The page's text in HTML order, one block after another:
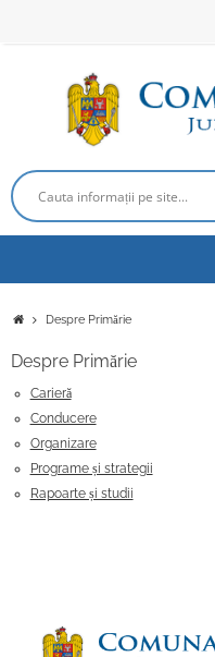
PrimaDespre Primărie
Despre Primărie
Carieră
Conducere
Organizare
Programe și strategii
Rapoarte și studii